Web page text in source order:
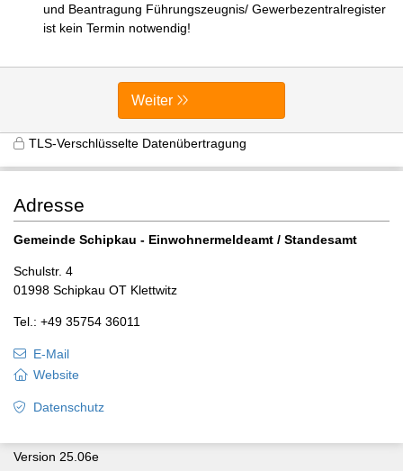
und Beantragung Führungszeugnis/ Gewerbezentralregister
ist kein Termin notwendig!
Weiter
TLS-Verschlüsselte Datenübertragung
Adresse
Gemeinde Schipkau - Einwohnermeldeamt / Standesamt
Schulstr. 4
01998 Schipkau OT Klettwitz
Tel.: +49 35754 36011
E-Mail
Website
Datenschutz
Version 25.06e